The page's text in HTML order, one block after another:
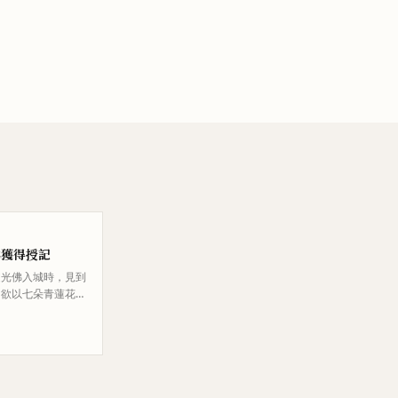
得授記
佛入城時，見到
以七朵青蓮花供
朵花。善思散花